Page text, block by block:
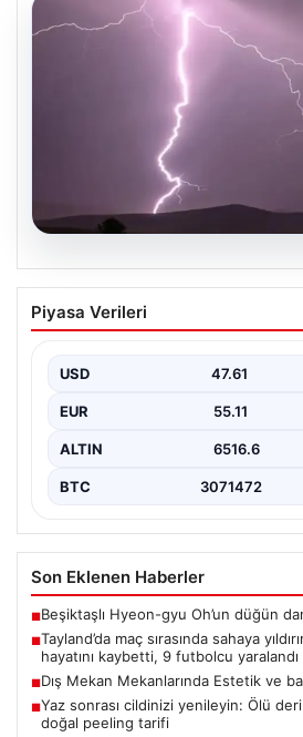
04.08.2026
Tayland’da maç
yıldırım düştü: 1 futbolcu
Piyasa Verileri
USD 47.61
EUR 55.11
ALTIN 6516.6
BTC 3071472
Son Eklenen Haberler
■Beşiktaşlı Hyeon-gyu Oh’un düğün
■Tayland’da maç sırasında sahaya
hayatını kaybetti, 9 futbolcu yaralandı
■Dış Mekan Mekanlarında Estetik ve
■Yaz sonrası cildinizi yenileyin: Ölü
doğal peeling tarifi